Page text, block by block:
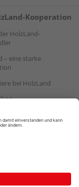
Kooperation
HolzLand-
– eine starke
bei HolzLand
Nutzungsbedingungen